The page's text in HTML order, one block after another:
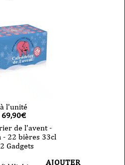
à l'unité
69,90€
de l'avent -
- 22 bières 33cl
Gadgets
AJOUTER